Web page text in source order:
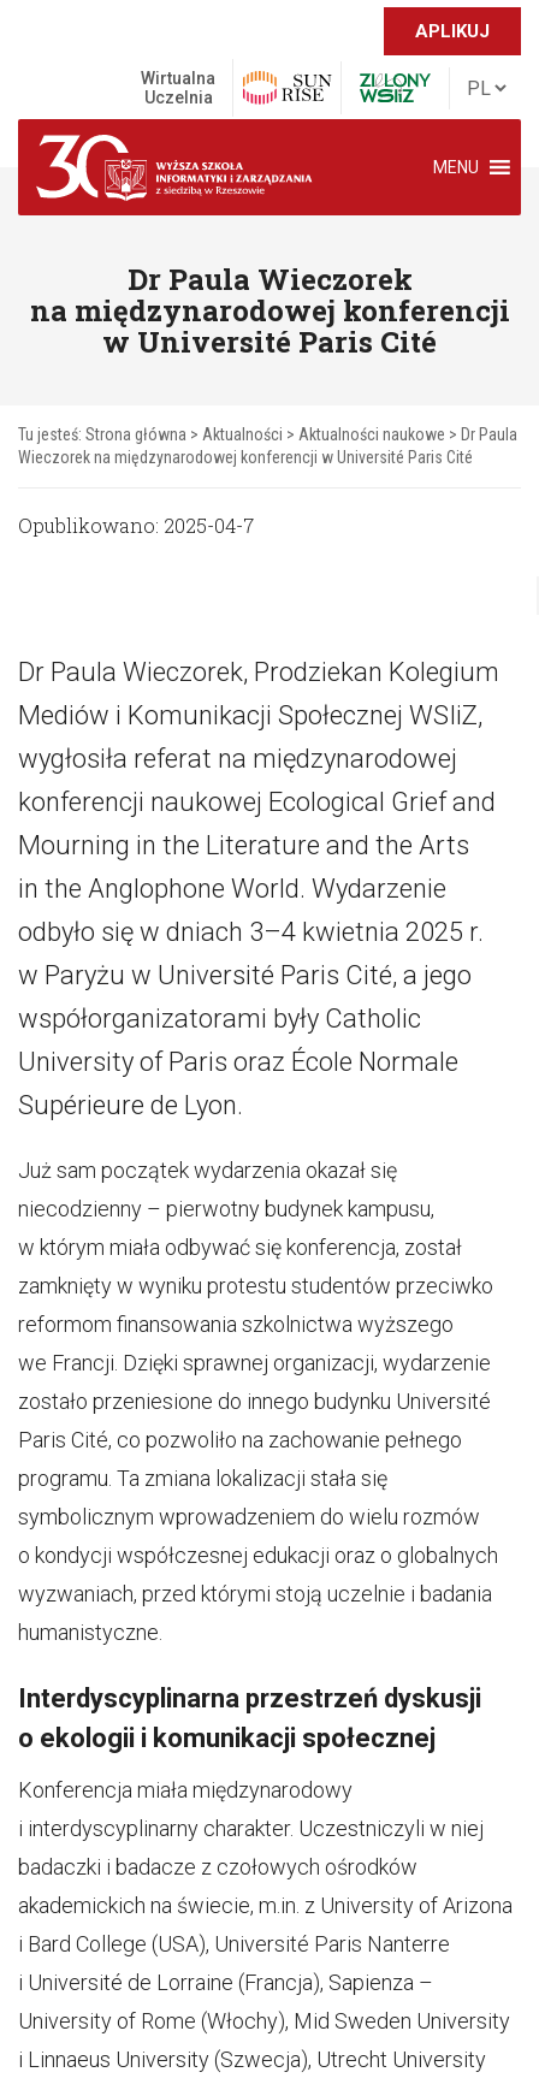
APLIKUJ
Wirtualna
Uczelnia
MENU
Dr Paula Wieczorek
na międzynarodowej konferencji
w Université Paris Cité
Tu jesteś: Strona główna > Aktualności > Aktualności naukowe > Dr Paula
Wieczorek na międzynarodowej konferencji w Université Paris Cité
Opublikowano: 2025-04-7
Dr Paula Wieczorek, Prodziekan Kolegium
Mediów i Komunikacji Społecznej WSIiZ,
wygłosiła referat na międzynarodowej
konferencji naukowej Ecological Grief and
Mourning in the Literature and the Arts
in the Anglophone World. Wydarzenie
odbyło się w dniach 3–4 kwietnia 2025 r.
w Paryżu w Université Paris Cité, a jego
współorganizatorami były Catholic
University of Paris oraz École Normale
Supérieure de Lyon.
Już sam początek wydarzenia okazał się
niecodzienny – pierwotny budynek kampusu,
w którym miała odbywać się konferencja, został
zamknięty w wyniku protestu studentów przeciwko
reformom finansowania szkolnictwa wyższego
we Francji. Dzięki sprawnej organizacji, wydarzenie
zostało przeniesione do innego budynku Université
Paris Cité, co pozwoliło na zachowanie pełnego
programu. Ta zmiana lokalizacji stała się
symbolicznym wprowadzeniem do wielu rozmów
o kondycji współczesnej edukacji oraz o globalnych
wyzwaniach, przed którymi stoją uczelnie i badania
humanistyczne.
Interdyscyplinarna przestrzeń dyskusji
o ekologii i komunikacji społecznej
Konferencja miała międzynarodowy
i interdyscyplinarny charakter. Uczestniczyli w niej
badaczki i badacze z czołowych ośrodków
akademickich na świecie, m.in. z University of Arizona
i Bard College (USA), Université Paris Nanterre
i Université de Lorraine (Francja), Sapienza –
University of Rome (Włochy), Mid Sweden University
i Linnaeus University (Szwecja), Utrecht University